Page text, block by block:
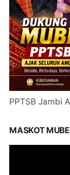
PPTSB Jambi
MASKOT